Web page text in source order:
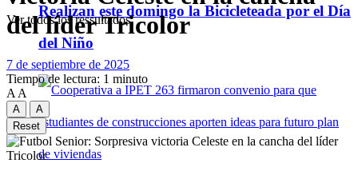
Realizan este domingo la Bicicleteada por el Día
del Niño
Ver todos los ressultados
del líder Tricolor
7 de septiembre de 2025
Tiempo de lectura: 1 minuto
A A
A
A
Reset